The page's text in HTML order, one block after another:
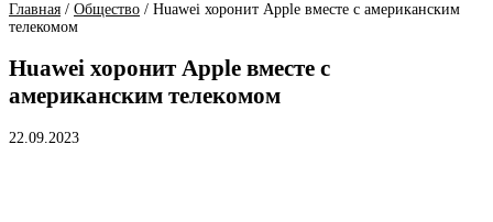
Главная / Общество / Huawei хоронит Apple вместе с американским
телекомом
Huawei хоронит Apple вместе с
американским телекомом
22.09.2023